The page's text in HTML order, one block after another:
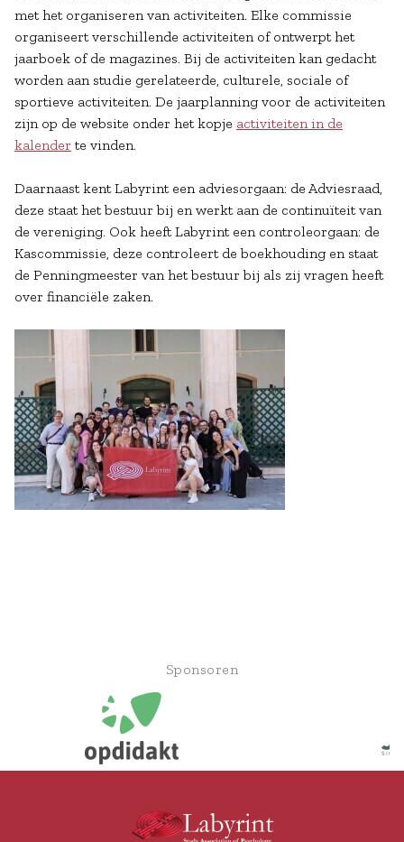
met het organiseren van activiteiten. Elke commissie
organiseert verschillende activiteiten of ontwerpt het
jaarboek of de magazines. Bij de activiteiten kan gedacht
worden aan studie gerelateerde, culturele, sociale of
sportieve activiteiten. De jaarplanning voor de activiteiten
zijn op de website onder het kopje activiteiten in de
kalender te vinden.
Daarnaast kent Labyrint een adviesorgaan: de Adviesraad,
deze staat het bestuur bij en werkt aan de continuïteit van
de vereniging. Ook heeft Labyrint een controleorgaan: de
Kascommissie, deze controleert de boekhouding en staat
de Penningmeester van het bestuur bij als zij vragen heeft
over financiële zaken.
Sponsoren